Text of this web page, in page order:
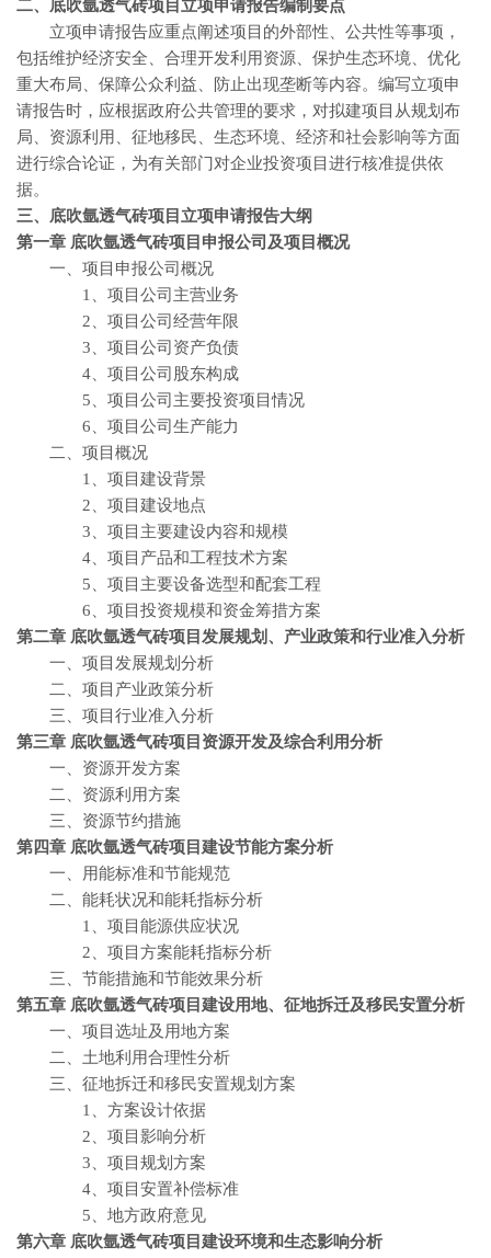
二、底吹氩透气砖项目立项申请报告编制要点
立项申请报告应重点阐述项目的外部性、公共性等事项，
包括维护经济安全、合理开发利用资源、保护生态环境、优化
重大布局、保障公众利益、防止出现垄断等内容。编写立项申
请报告时，应根据政府公共管理的要求，对拟建项目从规划布
局、资源利用、征地移民、生态环境、经济和社会影响等方面
进行综合论证，为有关部门对企业投资项目进行核准提供依
据。
三、底吹氩透气砖项目立项申请报告大纲
第一章 底吹氩透气砖项目申报公司及项目概况
一、项目申报公司概况
1、项目公司主营业务
2、项目公司经营年限
3、项目公司资产负债
4、项目公司股东构成
5、项目公司主要投资项目情况
6、项目公司生产能力
二、项目概况
1、项目建设背景
2、项目建设地点
3、项目主要建设内容和规模
4、项目产品和工程技术方案
5、项目主要设备选型和配套工程
6、项目投资规模和资金筹措方案
第二章 底吹氩透气砖项目发展规划、产业政策和行业准入分析
一、项目发展规划分析
二、项目产业政策分析
三、项目行业准入分析
第三章 底吹氩透气砖项目资源开发及综合利用分析
一、资源开发方案
二、资源利用方案
三、资源节约措施
第四章 底吹氩透气砖项目建设节能方案分析
一、用能标准和节能规范
二、能耗状况和能耗指标分析
1、项目能源供应状况
2、项目方案能耗指标分析
三、节能措施和节能效果分析
第五章 底吹氩透气砖项目建设用地、征地拆迁及移民安置分析
一、项目选址及用地方案
二、土地利用合理性分析
三、征地拆迁和移民安置规划方案
1、方案设计依据
2、项目影响分析
3、项目规划方案
4、项目安置补偿标准
5、地方政府意见
第六章 底吹氩透气砖项目建设环境和生态影响分析